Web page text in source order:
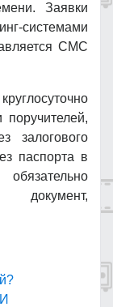
Заявки
системами
СМС
залогового
паспорта в